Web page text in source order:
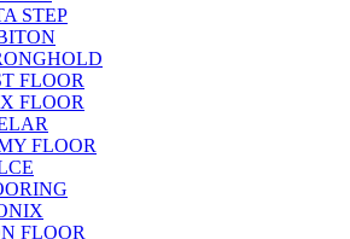
STEP
FLOOR
FLOOR
FLOOR
FLOOR